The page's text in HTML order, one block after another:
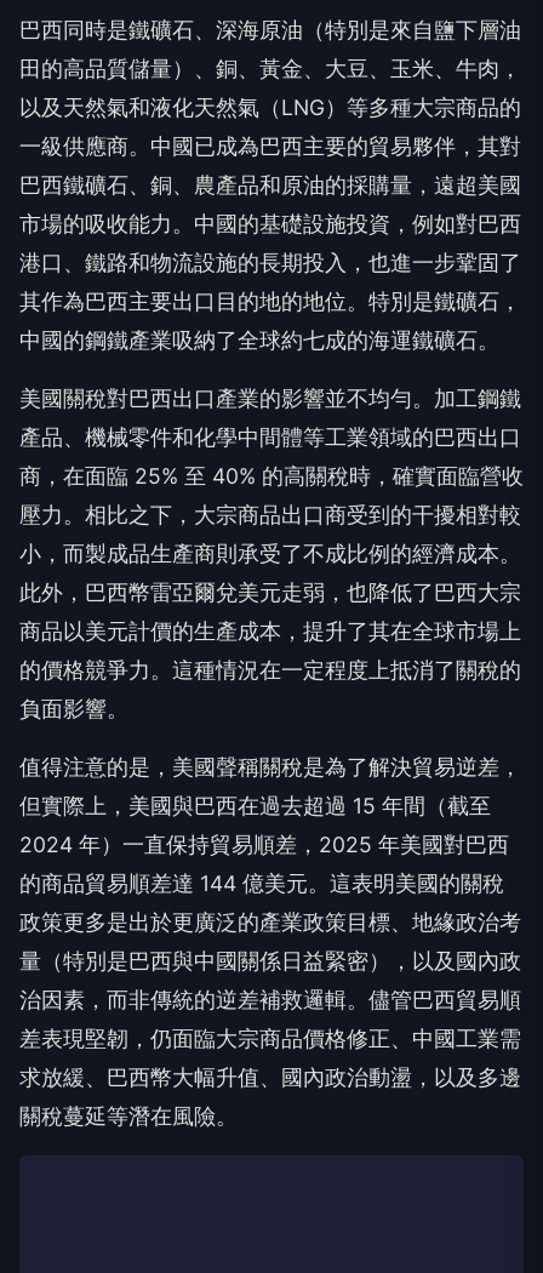
巴西同時是鐵礦石、深海原油（特別是來自鹽下層油
田的高品質儲量）、銅、黃金、大豆、玉米、牛肉，
以及天然氣和液化天然氣（LNG）等多種大宗商品的
一級供應商。中國已成為巴西主要的貿易夥伴，其對
巴西鐵礦石、銅、農產品和原油的採購量，遠超美國
市場的吸收能力。中國的基礎設施投資，例如對巴西
港口、鐵路和物流設施的長期投入，也進一步鞏固了
其作為巴西主要出口目的地的地位。特別是鐵礦石，
中國的鋼鐵產業吸納了全球約七成的海運鐵礦石。
美國關稅對巴西出口產業的影響並不均勻。加工鋼鐵
產品、機械零件和化學中間體等工業領域的巴西出口
商，在面臨 25% 至 40% 的高關稅時，確實面臨營收
壓力。相比之下，大宗商品出口商受到的干擾相對較
小，而製成品生產商則承受了不成比例的經濟成本。
此外，巴西幣雷亞爾兌美元走弱，也降低了巴西大宗
商品以美元計價的生產成本，提升了其在全球市場上
的價格競爭力。這種情況在一定程度上抵消了關稅的
負面影響。
值得注意的是，美國聲稱關稅是為了解決貿易逆差，
但實際上，美國與巴西在過去超過 15 年間（截至
2024 年）一直保持貿易順差，2025 年美國對巴西
的商品貿易順差達 144 億美元。這表明美國的關稅
政策更多是出於更廣泛的產業政策目標、地緣政治考
量（特別是巴西與中國關係日益緊密），以及國內政
治因素，而非傳統的逆差補救邏輯。儘管巴西貿易順
差表現堅韌，仍面臨大宗商品價格修正、中國工業需
求放緩、巴西幣大幅升值、國內政治動盪，以及多邊
關稅蔓延等潛在風險。